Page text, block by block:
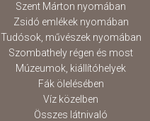
Szent Márton nyomában
Zsidó emlékek nyomában
Tudósok, művészek nyomában
Szombathely régen és most
Múzeumok, kiállítóhelyek
Fák ölelésében
Víz közelben
Összes látnivaló